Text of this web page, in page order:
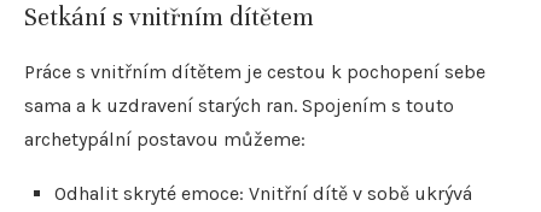
Setkání s vnitřním dítětem
Práce s vnitřním dítětem je cestou k pochopení sebe
sama a k uzdravení starých ran. Spojením s touto
archetypální postavou můžeme:
Odhalit skryté emoce: Vnitřní dítě v sobě ukrývá